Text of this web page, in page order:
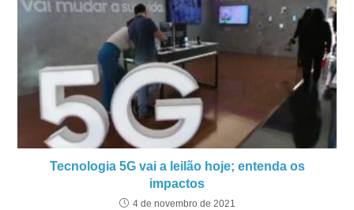
Tecnologia 5G vai a leilão hoje; entenda os
impactos
4 de novembro de 2021